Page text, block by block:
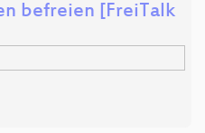
befreien [FreiTalk